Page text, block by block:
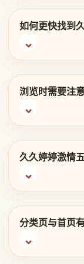
如何更快找到
浏览时需要注
久久婷婷激情
分类页与首页